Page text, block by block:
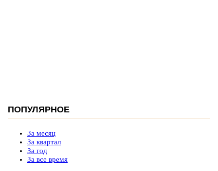
ПОПУЛЯРНОЕ
За месяц
За квартал
За год
За все время